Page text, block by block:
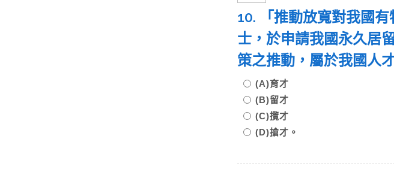
10. 「推動放寬對我國
士，於申請我國永久居
策之推動，屬於我國人
(A)育才
(B)留才
(C)攬才
(D)搶才。